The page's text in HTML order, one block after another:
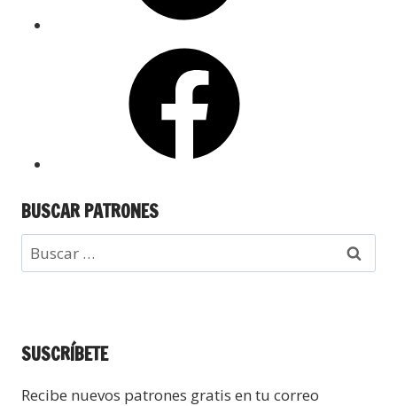
BUSCAR PATRONES
SUSCRÍBETE
Recibe nuevos patrones gratis en tu correo